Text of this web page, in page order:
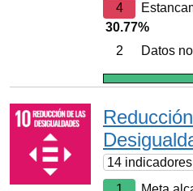
4
30.77%
2
Datos
14 indicadores